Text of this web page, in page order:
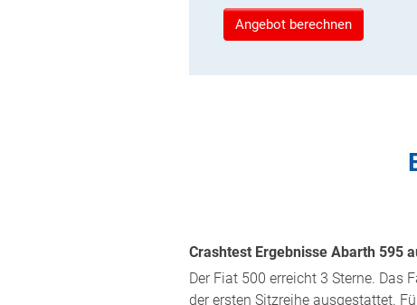
Angebot berechnen
Crashtest Ergebnisse Abarth 595
Der Fiat 500 erreicht 3 Sterne. Das
der ersten Sitzreihe ausgestattet.